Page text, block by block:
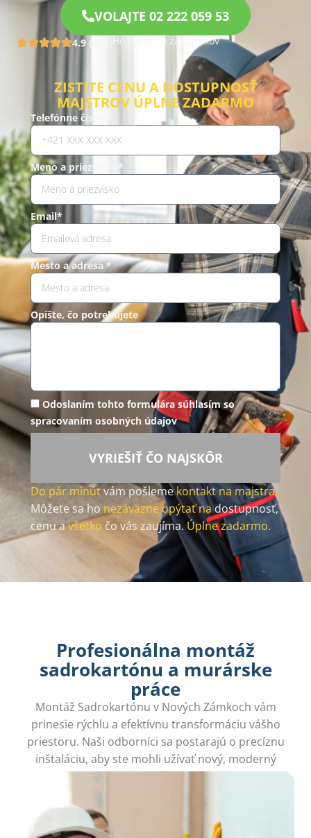
VOLAJTE 02 222 059 53
4.9 (960) Hodnotenia zákazníkov
ZISTITE CENU A DOSTUPNOSŤ
MAJSTROV ÚPLNE ZADARMO
Telefónne číslo *
Meno a priezvisko*
Email*
Mesto a adresa *
Opíšte, čo potrebujete
Odoslaním tohto formulára súhlasím so
spracovaním osobných údajov
VYRIEŠIŤ ČO NAJSKÔR
Do pár minútvám pošlemekontakt na majstra.
Môžete sa honezáväzne opýtať nadostupnosť,
cenu avšetko čo vás zaujíma.Úplne zadarmo.
Profesionálna montáž
sadrokartónu a murárske
práce
Montáž Sadrokartónu v Nových Zámkoch vám
prinesie rýchlu a efektívnu transformáciu vášho
priestoru. Naši odborníci sa postarajú o precíznu
inštaláciu, aby ste mohli užívať nový, moderný
interiér bez stresu.